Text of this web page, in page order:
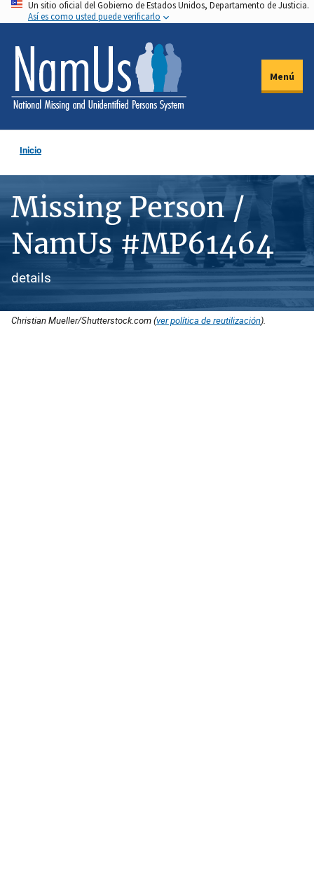
Pasar
al
contenido
principal
Un sitio oficial del Gobierno de Estados Unidos, Departamento de Justicia.
Así es como usted puede verificarlo
Menú
Inicio
Missing Person /
NamUs #MP61464
details
Christian Mueller/Shutterstock.com (ver política de reutilización).